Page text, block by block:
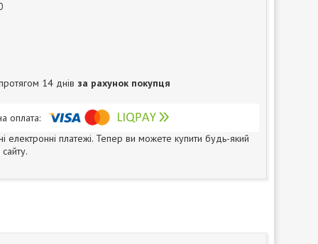
14 днів за рахунок покупця
електронні платежі. Тепер ви можете купити будь-який